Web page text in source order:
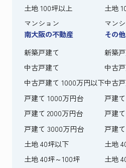
土地 100坪以上
マンション
土地
マン
南大阪の不動産
新築戸建て
中古戸建て
中古戸建て 1000万円以下
戸建て 1000万円台
戸建て 2000万円台
戸建て 3000万円台
土地 40坪以下
土地 40坪～100坪
その
新築
中古
中古
戸建
戸建
戸建
土地
土地